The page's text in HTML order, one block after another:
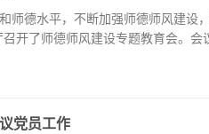
师德水平，不断加强师德师风建设
开了师德师风建设专题教育会。
党员工作